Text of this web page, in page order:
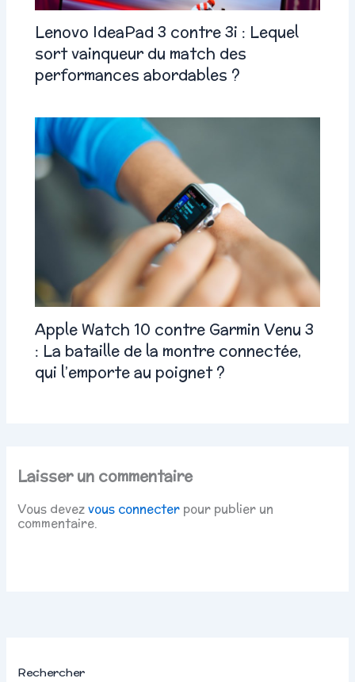
Lenovo IdeaPad 3 contre 3i : Lequel
sort vainqueur du match des
performances abordables ?
Apple Watch 10 contre Garmin Venu 3
: La bataille de la montre connectée,
qui l’emporte au poignet ?
Laisser un commentaire
Vous devezvous connecter pour publier un
commentaire.
Rechercher